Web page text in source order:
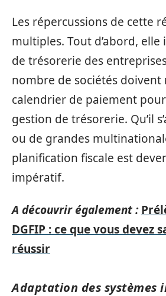
Les répercussions de cette
multiples. Tout d’abord,
de trésorerie des
nombre de sociétés
calendrier de paiement
gestion de trésorerie. Qu’il
ou de grandes
planification fiscale est
impératif.
A découvrir également :
DGFIP : ce que vous devez
réussir
Adaptation des systèmes